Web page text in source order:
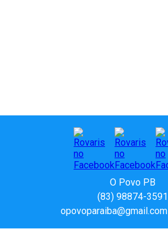
O Povo PB
(83) 98874-3591
opovoparaiba@gmail.com